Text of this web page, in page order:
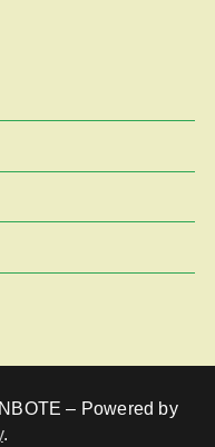
– Powered by
.